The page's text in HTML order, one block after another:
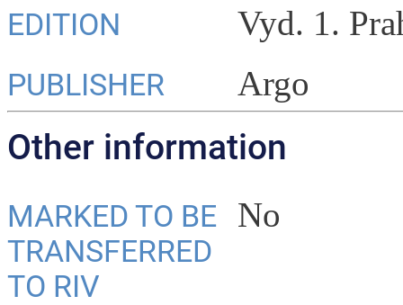
EDITION Vyd. 1.
PUBLISHER Argo
Other information
MARKED TO BE
TRANSFERRED
TO RIV
No